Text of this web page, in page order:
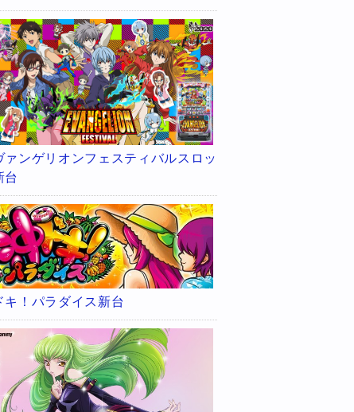
ァンゲリオンフェスティバルスロッ
台
キ！パラダイス新台